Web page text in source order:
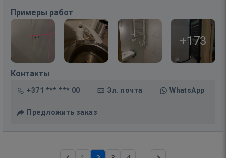
Примеры работ
+173
Контакты
+371 *** *** 00 Эл. почта WhatsApp
Предложить заказ